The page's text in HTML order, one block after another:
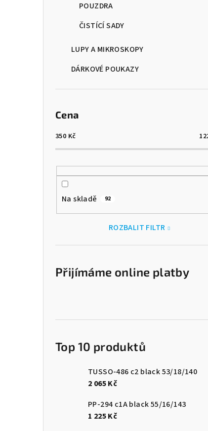
POUZDRA
ČISTÍCÍ SADY
LUPY A MIKROSKOPY
DÁRKOVÉ POUKAZY
Cena
350 Kč
Na skladě 92
ROZBALIT FILTR
Přijímáme online platby
Top 10 produktů
TUSSO-486 c2 black 53/18/140
2 065 Kč
PP-294 c1A black 55/16/143
1 225 Kč